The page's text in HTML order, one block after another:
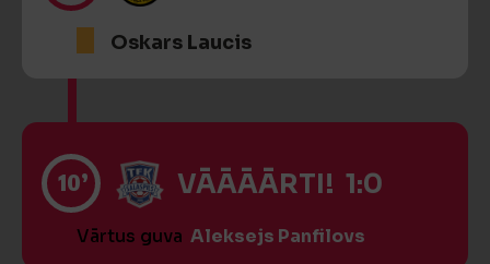
Oskars Laucis
10’ VĀĀĀĀRTI! 1:0
Vārtus guva Aleksejs Panfilovs